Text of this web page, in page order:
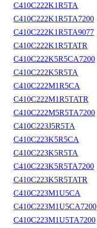
C410C222K1R5TA
C410C222K1R5TA7200
C410C222K1R5TA9077
C410C222K1R5TATR
C410C222K5R5CA7200
C410C222K5R5TA
C410C222M1R5CA
C410C222M1R5TATR
C410C222M5R5TA7200
C410C223J5R5TA
C410C223K5R5CA
C410C223K5R5TA
C410C223K5R5TA7200
C410C223K5R5TATR
C410C223M1U5CA
C410C223M1U5CA7200
C410C223M1U5TA7200